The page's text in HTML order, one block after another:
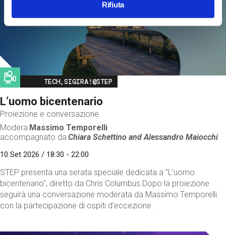
Rifiuta
Image
TECH,SIGIRA!@STEP
L’uomo bicentenario
Proiezione e conversazione
Modera Massimo Temporelli
accompagnato da Chiara Schettino andAlessandro Maiocchi
10 Set 2026 / 18:30 - 22:00
STEP presenta una serata speciale dedicata a "L’uomo
bicentenario", diretto da Chris Columbus.Dopo la proiezione
seguirà una conversazione moderata da Massimo Temporelli
con la partecipazione di ospiti d'eccezione.